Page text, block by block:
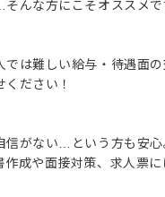
んな方にこそオススメで
は難しい給与・待遇面の
ださい！
がない…という方も安心
成や面接対策、求人票